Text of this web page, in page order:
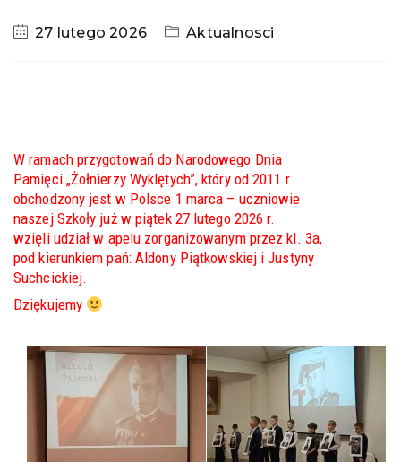
27 lutego 2026 Aktualnosci
W ramach przygotowań do Narodowego Dnia
Pamięci „Żołnierzy Wyklętych”, który od 2011 r.
obchodzony jest w Polsce 1 marca – uczniowie
naszej Szkoły już w piątek 27 lutego 2026 r.
wzięli udział w apelu zorganizowanym przez kl. 3a,
pod kierunkiem pań: Aldony Piątkowskiej i Justyny
Suchcickiej.
Dziękujemy